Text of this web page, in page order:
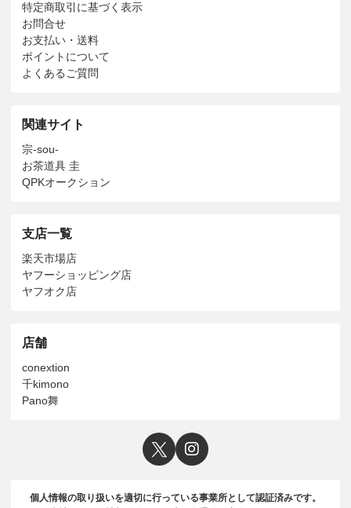
特定商取引に基づく表示
お問合せ
お支払い・送料
ポイントについて
よくあるご質問
関連サイト
宗-sou-
お茶道具 圭
QPKオークション
支店一覧
楽天市場店
ヤフーショッピング店
ヤフオク店
店舗
conextion
千kimono
Pano舞
個人情報の取り扱いを適切に行っている事業所として認証済みです。